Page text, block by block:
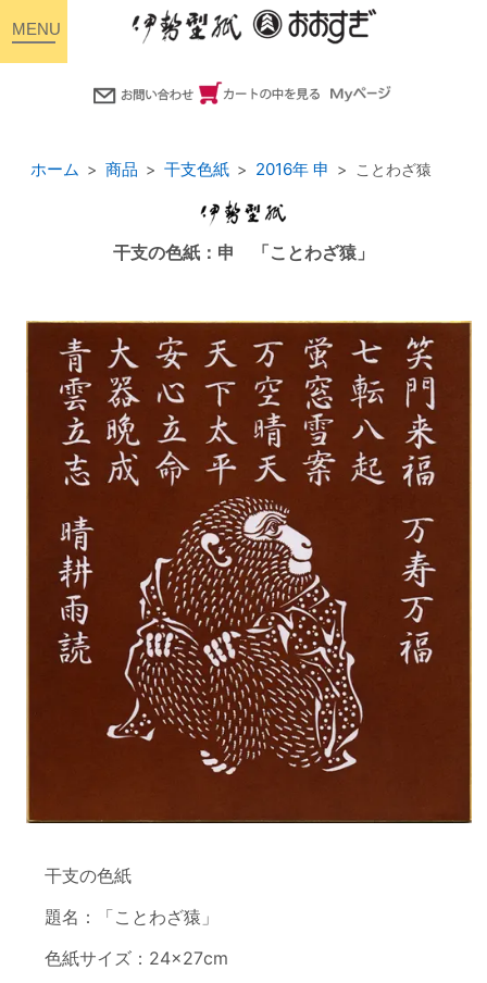
ホーム 商品 干支色紙 2016年 申 ことわざ猿
干支の色紙：申 「ことわざ猿」
干支の色紙
題名：「ことわざ猿」
色紙サイズ：24×27cm
toggle
navigation